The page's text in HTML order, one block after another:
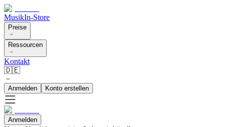
MusikIn-Store
Preise
Ressourcen
Kontakt
🇩🇪
Anmelden Konto erstellen
Anmelden